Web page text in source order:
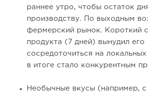
раннее утро, чтобы остаток
производству. По выходным
фермерский рынок. Короткий
продукта (7 дней) вынудил его
сосредоточиться на
в итоге стало конкурентным
Необычные вкусы (например,